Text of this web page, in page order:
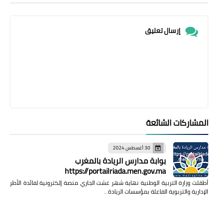
إرسال تعليق
المشاركات الشائعة
30 أغسطس 2024
بوابة مدارس الريادة بالمغرب
https://portailriada.men.gov.ma
أطقلت وزارة التربية الوطنية نهاية شهر غشت الجاري منصة إلكترونية لفائدة الأطر
الإدارية والتربوية الفاعلة بمؤسسات الريادة…